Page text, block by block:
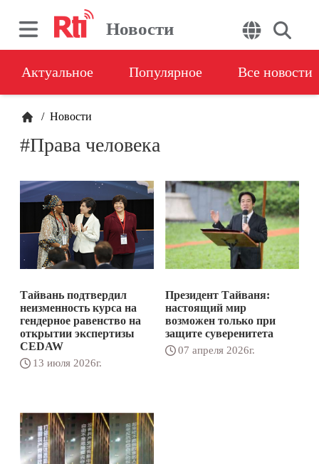
Новости
Актуальное Популярное Все новости
/ Новости
#Права человека
Тайвань подтвердил
неизменность курса на
гендерное равенство на
открытии экспертизы
CEDAW
13 июля 2026г.
Президент Тайваня:
настоящий мир
возможен только при
защите суверенитета
07 апреля 2026г.